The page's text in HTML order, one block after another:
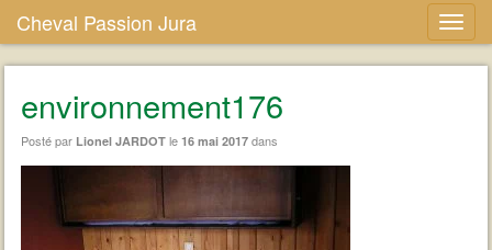
Cheval Passion Jura
environnement176
Posté par Lionel JARDOT le16 mai 2017 dans